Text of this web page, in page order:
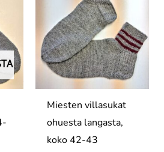
Miesten villasukat
ohuesta langasta,
koko 42-43